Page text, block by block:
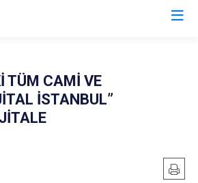
TÜM CAMİ VE
İSTANBUL”